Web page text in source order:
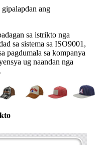
ang
sa istrikto nga
sa sistema sa ISO9001,
pagdumala sa kompanya
ug naandan nga